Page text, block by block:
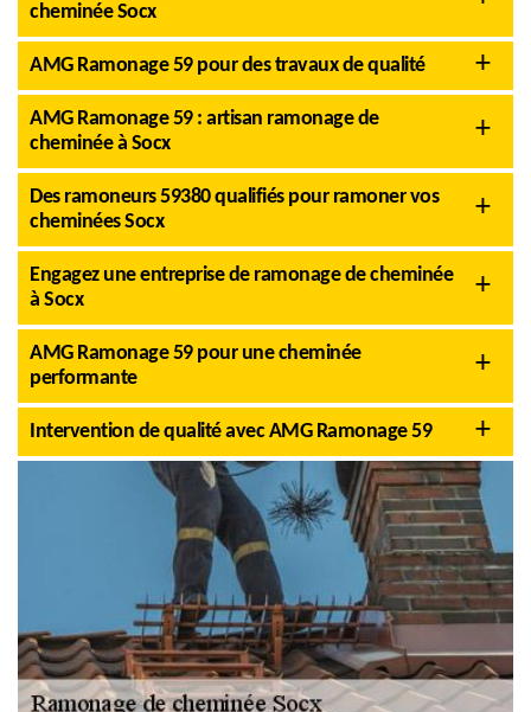
cheminée Socx
AMG Ramonage 59 pour des travaux de qualité
AMG Ramonage 59 : artisan ramonage de
cheminée à Socx
Des ramoneurs 59380 qualifiés pour ramoner vos
cheminées Socx
Engagez une entreprise de ramonage de cheminée
à Socx
AMG Ramonage 59 pour une cheminée
performante
Intervention de qualité avec AMG Ramonage 59